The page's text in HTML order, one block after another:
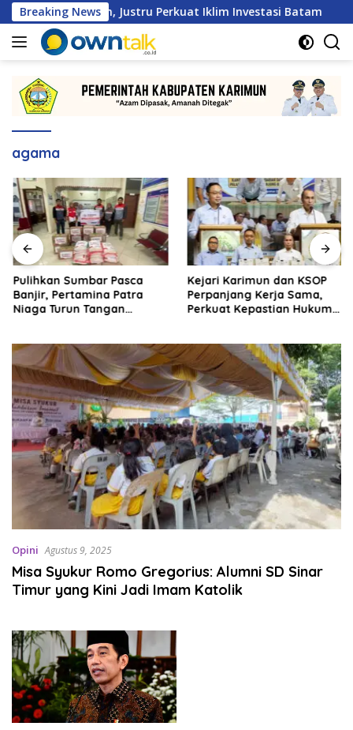
Langsung
ke
konten
Breaking NewsJustru Perkuat Iklim Investasi Batam
agama
Pulihkan Sumbar Pasca
Banjir, Pertamina Patra
Niaga Turun Tangan
Kejari Karimun dan KSOP
Perpanjang Kerja Sama,
Perkuat Kepastian Hukum
Opini Agustus 9, 2025
Misa Syukur Romo Gregorius: Alumni SD Sinar
Timur yang Kini Jadi Imam Katolik